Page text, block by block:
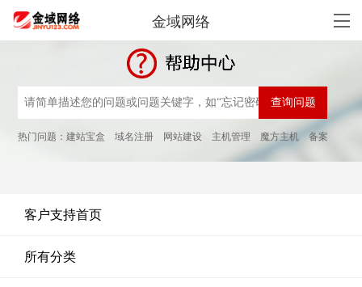
金域网络
热门问题：建站宝盒 域名注册 网站建设 主机管理 魔方主机 备案
客户支持首页
所有分类